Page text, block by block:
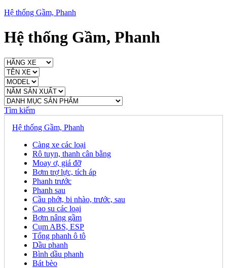
Hệ thống Gầm, Phanh
Hệ thống Gầm, Phanh
Tìm kiếm
Hệ thống Gầm, Phanh
Càng xe các loại
Rô tuyn, thanh cân bằng
Moay ơ, giá đỡ
Bơm trợ lực, tích áp
Phanh trước
Phanh sau
Cầu phớt, bi nhào, trước, sau
Cao su các loại
Bơm nâng gầm
Cụm ABS, ESP
Tổng phanh ô tô
Dầu phanh
Bình dầu phanh
Bát bèo